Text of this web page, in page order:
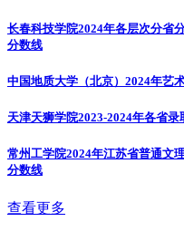
长春科技学院2024年各层次分省
分数线
中国地质大学（北京）2024年艺
天津天狮学院2023-2024年各省录
常州工学院2024年江苏省普通文
分数线
查看更多